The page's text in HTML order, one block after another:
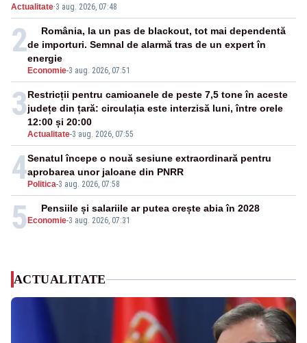
Actualitate·3 aug. 2026, 07:48
2
Economie-3 aug. 2026, 07:51
România, la un pas de blackout, tot mai dependentă
de importuri. Semnal de alarmă tras de un expert în
energie
3
Actualitate-3 aug. 2026, 07:55
Restricții pentru camioanele de peste 7,5 tone în aceste
județe din țară: circulația este interzisă luni, între orele
12:00 și 20:00
4 Politica-3 aug. 2026, 07:58
Senatul începe o nouă sesiune extraordinară pentru
aprobarea unor jaloane din PNRR
5 Economie-3 aug. 2026, 07:31
Pensiile și salariile ar putea crește abia în 2028
ACTUALITATE